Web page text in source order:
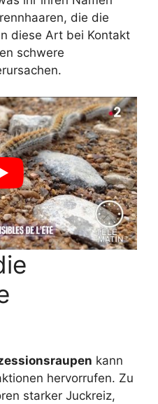
die die
diese Art bei Kontakt
schwere
kann
hervorrufen. Zu
starker Juckreiz,